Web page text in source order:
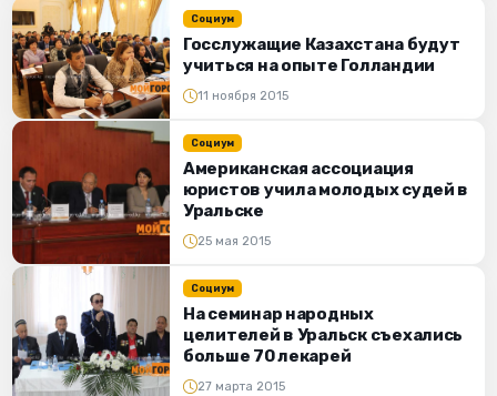
Социум
Госслужащие Казахстана будут
учиться на опыте Голландии
11 ноября 2015
Социум
Американская ассоциация
юристов учила молодых судей в
Уральске
25 мая 2015
Социум
На семинар народных
целителей в Уральск съехались
больше 70 лекарей
27 марта 2015